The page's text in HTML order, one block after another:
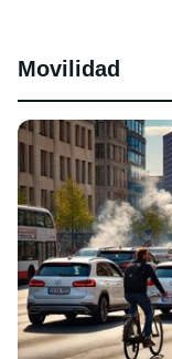
Movilidad